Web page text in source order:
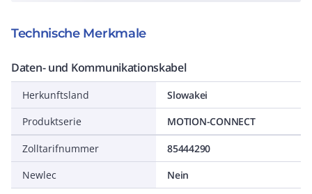
Technische Merkmale
Daten- und Kommunikationskabel
Herkunftsland
Slowakei
Produktserie
MOTION-CONNECT
Zolltarifnummer
85444290
Newlec
Nein